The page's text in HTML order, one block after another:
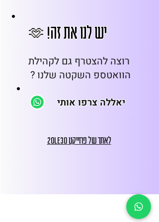
יש לנו את זה! 🫶
רוצה להצטרף גם לקהילת
הוואטספ השקטה שלנו ? ​
יאללה צרפו אותי
לאתר של פרוייקט 20LE30